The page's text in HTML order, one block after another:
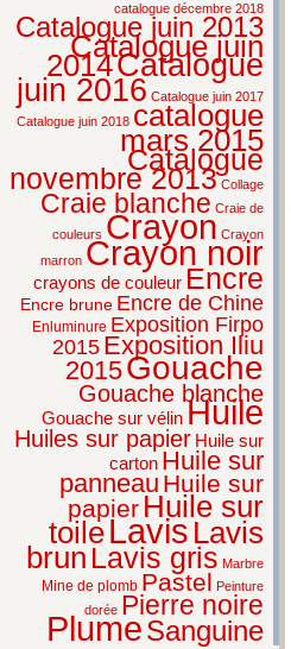
catalogue décembre 2018
Catalogue juin 2013
Catalogue juin
2014Catalogue
juin 2016 Catalogue juin 2017
Catalogue juin 2018 catalogue
mars 2015
Catalogue
novembre 2013 Collage
Craie blanche Craie de
couleurs Crayon Crayon
marron Crayon noir
crayons de couleur Encre
Encre brune Encre de Chine
Enluminure Exposition Firpo
2015 Exposition Iliu
2015Gouache
Gouache blanche
Gouache sur vélinHuile
Huiles sur papier Huile sur
carton Huile sur
panneau Huile sur
papier Huile sur
toileLavis Lavis
brun Lavis gris Marbre
Mine de plomb Pastel Peinture
dorée Pierre noire
PlumeSanguine